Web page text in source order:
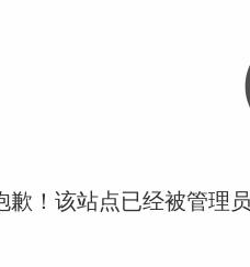
歉！该站点已经被管理